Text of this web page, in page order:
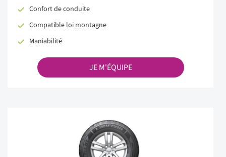
Confort de conduite
Compatible loi montagne
Maniabilité
JE M'ÉQUIPE